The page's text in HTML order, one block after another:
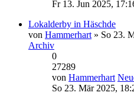
Fr 13. Jun 2025,
Lokalderby in Häschde
von Hammerhart » So 23.
Archiv
0
27289
von Hammerhart
So 23. Mär 2025,